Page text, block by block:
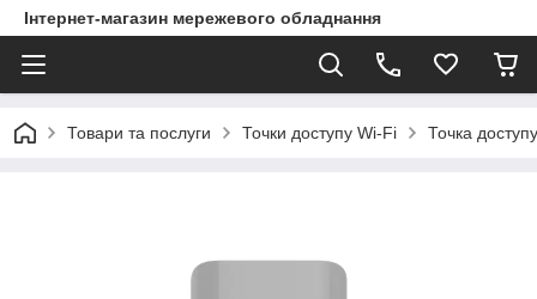
Інтернет-магазин мережевого обладнання
Товари та послуги Точки доступу Wi-Fi Точка